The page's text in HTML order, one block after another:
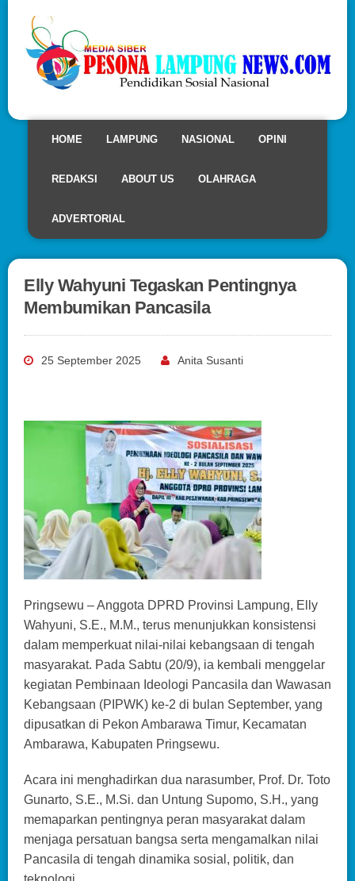
HOME LAMPUNG NASIONAL OPINI
REDAKSI ABOUT US OLAHRAGA
ADVERTORIAL
Elly Wahyuni Tegaskan Pentingnya
Membumikan Pancasila
25 September 2025 Anita Susanti
Pringsewu – Anggota DPRD Provinsi Lampung, Elly
Wahyuni, S.E., M.M., terus menunjukkan konsistensi
dalam memperkuat nilai-nilai kebangsaan di tengah
masyarakat. Pada Sabtu (20/9), ia kembali menggelar
kegiatan Pembinaan Ideologi Pancasila dan Wawasan
Kebangsaan (PIPWK) ke-2 di bulan September, yang
dipusatkan di Pekon Ambarawa Timur, Kecamatan
Ambarawa, Kabupaten Pringsewu.
Acara ini menghadirkan dua narasumber, Prof. Dr. Toto
Gunarto, S.E., M.Si. dan Untung Supomo, S.H., yang
memaparkan pentingnya peran masyarakat dalam
menjaga persatuan bangsa serta mengamalkan nilai
Pancasila di tengah dinamika sosial, politik, dan